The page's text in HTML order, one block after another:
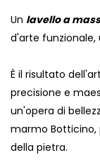
Un lavello a
d'arte funzionale,
È il risultato
precisione e
un'opera di
marmo Botticino,
della pietra.